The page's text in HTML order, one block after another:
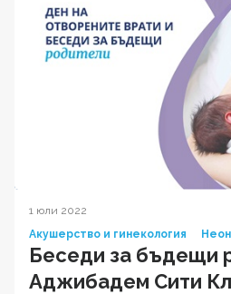
1 юли 2022
Акушерство и гинекология
Беседи за бъдещи
Аджибадем Сити